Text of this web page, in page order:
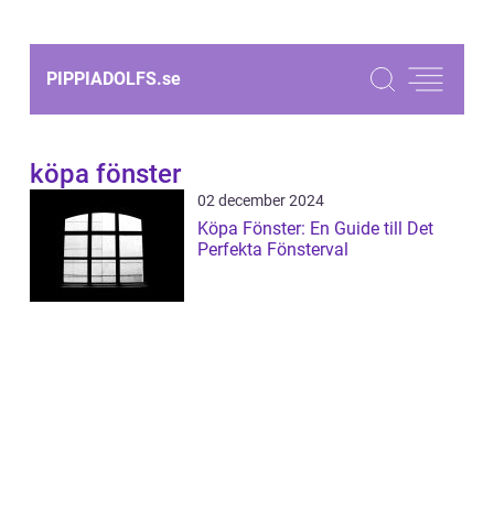
PIPPIADOLFS.se
köpa fönster
02 december 2024
Köpa Fönster: En Guide till Det
Perfekta Fönsterval